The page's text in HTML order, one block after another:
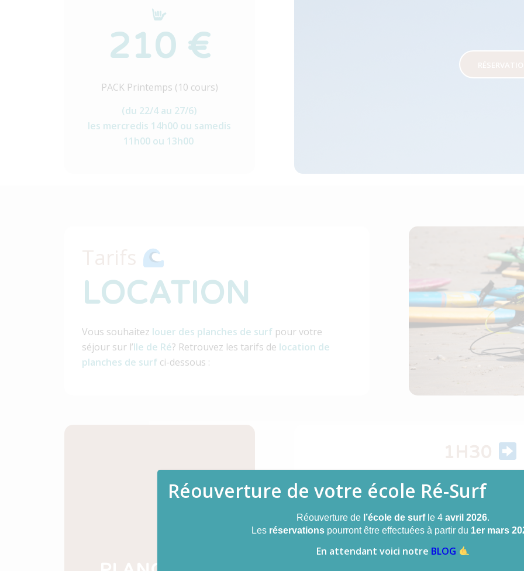
210 €
PACK Printemps (10 cours)
(du 22/4 au 27/6)
les mercredis 14h00 ou samedis
11h00 ou 13h00
LOCATION
Vous souhaitez louer des planches de surf pour votre
séjour sur l’Ile de Ré? Retrouvez les tarifs de location de
planches de surf ci-dessous :
1/2 JOURNÉE
Réouverture de votre école Ré-Surf
Réouverture de l’école de surfle 4 avril 2026.
Les réservationspourront être effectuées à partir du 1er mars
En attendant voici notre BLOG